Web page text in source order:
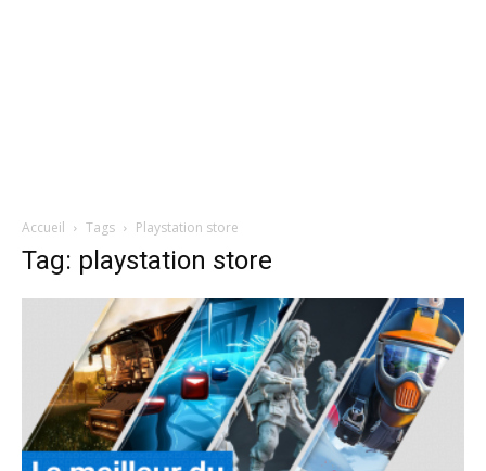
Accueil Tags Playstation store
Tag: playstation store